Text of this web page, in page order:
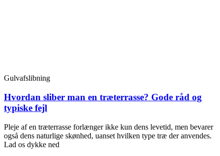
Gulvafslibning
Hvordan sliber man en træterrasse? Gode råd og
typiske fejl
Pleje af en træterrasse forlænger ikke kun dens levetid, men bevarer
også dens naturlige skønhed, uanset hvilken type træ der anvendes.
Lad os dykke ned